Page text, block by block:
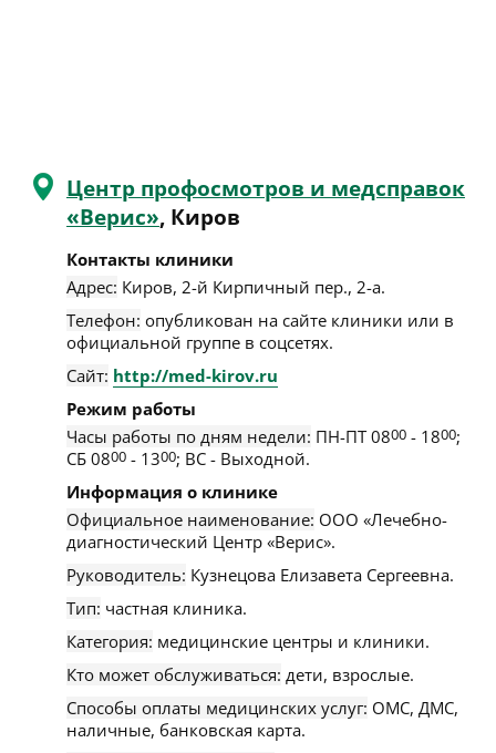
Центр профосмотров и медсправок
«Верис», Киров
Контакты клиники
Адрес: Киров, 2-й Кирпичный пер., 2-а.
Телефон: опубликован на сайте клиники или в
официальной группе в соцсетях.
Сайт: http://med-kirov.ru
Режим работы
Часы работы по дням недели: ПН-ПТ 0800 - 1800;
СБ 0800 - 1300; ВС - Выходной.
Информация о клинике
Официальное наименование: ООО «Лечебно-
диагностический Центр «Верис».
Руководитель: Кузнецова Елизавета Сергеевна.
Тип: частная клиника.
Категория: медицинские центры и клиники.
Кто может обслуживаться: дети, взрослые.
Способы оплаты медицинских услуг: ОМС, ДМС,
наличные, банковская карта.